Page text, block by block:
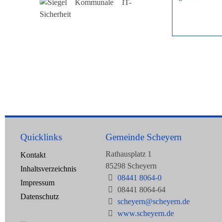
Quicklinks
Kontakt
Inhaltsverzeichnis
Impressum
Datenschutz
Gemeinde Scheyern
Rathausplatz 1
85298 Scheyern
08441 8064-0
08441 8064-64
scheyern@scheyern.de
www.scheyern.de